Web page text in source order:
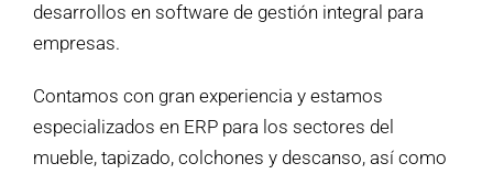
desarrollos en software de gestión integral para
empresas.
Contamos con gran experiencia y estamos
especializados en ERP para los sectores del
mueble, tapizado, colchones y descanso, así como